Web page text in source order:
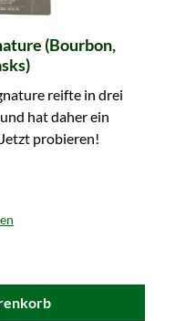
(Bourbon,
reifte in drei
hat daher ein
probieren!